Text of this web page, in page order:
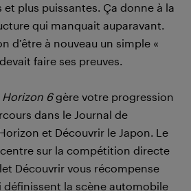
plus puissantes. Ça donne à la
qui manquait auparavant.
d’être à nouveau un simple «
faire ses preuves.
Horizon 6gère votre progression
dans le Journal de
et Découvrir le Japon. Le
sur la compétition directe
Découvrir vous récompense
définissent la scène automobile